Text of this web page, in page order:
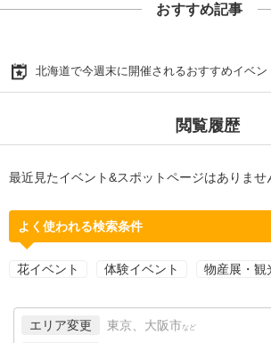
おすすめ記事
北海道で今週末に開催されるおすすめイベン
閲覧履歴
最近見たイベント&スポットページはありませ
よく使われる検索条件
花イベント 体験イベント 物産展・観
エリア変更 東京、大阪市 など